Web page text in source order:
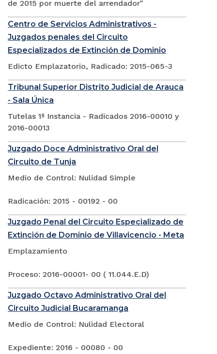
de 2015 por muerte del arrendador"
Centro de Servicios Administrativos -
Juzgados penales del Circuito
Especializados de Extinción de Dominio
Edicto Emplazatorio, Radicado: 2015-065-3
Tribunal Superior Distrito Judicial de Arauca
- Sala Única
Tutelas 1ª Instancia - Radicados 2016-00010 y
2016-00013
Juzgado Doce Administrativo Oral del
Circuito de Tunja
Medio de Control: Nulidad Simple
Radicación: 2015 - 00192 - 00
Juzgado Penal del Circuito Especializado de
Extinción de Dominio de Villavicencio - Meta
Emplazamiento
Proceso: 2016-00001- 00 ( 11.044.E.D)
Juzgado Octavo Administrativo Oral del
Circuito Judicial Bucaramanga
Medio de Control: Nulidad Electoral
Expediente: 2016 - 00080 - 00